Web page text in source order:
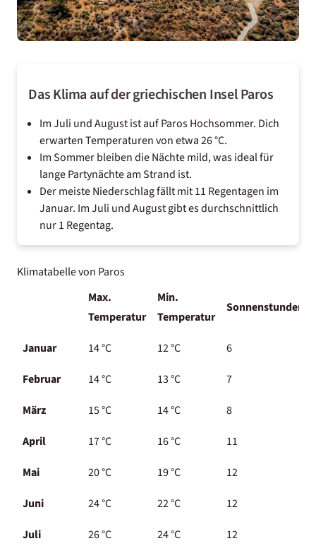
Das Klima auf der griechischen Insel Paros
Im Juli und August ist auf Paros Hochsommer. Dich
erwarten Temperaturen von etwa 26 °C.
Im Sommer bleiben die Nächte mild, was ideal für
lange Partynächte am Strand ist.
Der meiste Niederschlag fällt mit 11 Regentagen im
Januar. Im Juli und August gibt es durchschnittlich
nur 1 Regentag.
Klimatabelle von Paros
Max.
Temperatur
Min.
Temperatur
Sonnenstunden
Januar 14 °C 12 °C 6
Februar
14 °C 13 °C 7
März
15 °C 14 °C 8
April
17 °C 16 °C 11
Mai
20 °C 19 °C 12
Juni
24 °C 22 °C 12
Juli
26 °C 24 °C 12